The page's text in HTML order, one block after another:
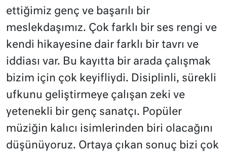
ettiğimiz genç ve başarılı bir
meslekdaşımız. Çok farklı bir ses rengi ve
kendi hikayesine dair farklı bir tavrı ve
iddiası var. Bu kayıtta bir arada çalışmak
bizim için çok keyifliydi. Disiplinli, sürekli
ufkunu geliştirmeye çalışan zeki ve
yetenekli bir genç sanatçı. Popüler
müziğin kalıcı isimlerinden biri olacağını
düşünüyoruz. Ortaya çıkan sonuç bizi çok